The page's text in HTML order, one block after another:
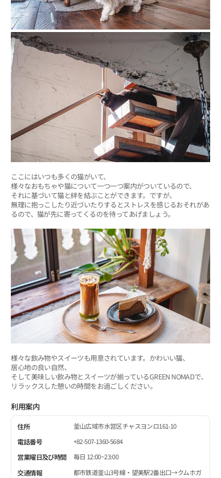
ここにはいつも多くの猫がいて、
様々なおもちゃや猫について一つ一つ案内がついているので、
それに基づいて猫と絆を結ぶことができます。ですが、
無理に抱っこしたり近づいたりするとストレスを感じるおそれがあ
るので、猫が先に寄ってくるのを待ってあげましょう。
様々な飲み物やスイーツも用意されています。かわいい猫、
居心地の良い自然、
そして美味しい飲み物とスイーツが揃っているGREEN NOMADで、
リラックスした憩いの時間をお過ごしください。
利用案内
住所
釜山広域市水営区チャスヨンロ161-10
電話番号
+82-507-1360-5684
営業曜日及び時間
毎日 12:00~23:00
交通情報
都市鉄道釜山3号線・望美駅2番出口→クムホガ